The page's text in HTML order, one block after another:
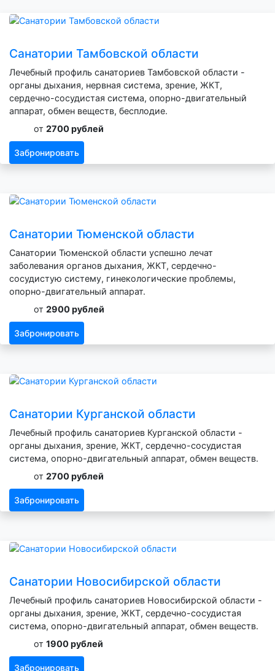
Санатории Тамбовской области
Лечебный профиль санаториев Тамбовской области -
органы дыхания, нервная система, зрение, ЖКТ,
сердечно-сосудистая система, опорно-двигательный
аппарат, обмен веществ, бесплодие.
от 2700 рублей
Забронировать
Санатории Тюменской области
Санатории Тюменской области успешно лечат
заболевания органов дыхания, ЖКТ, сердечно-
сосудистую систему, гинекологические проблемы,
опорно-двигательный аппарат.
от 2900 рублей
Забронировать
Санатории Курганской области
Лечебный профиль санаториев Курганской области -
органы дыхания, зрение, ЖКТ, сердечно-сосудистая
система, опорно-двигательный аппарат, обмен веществ.
от 2700 рублей
Забронировать
Санатории Новосибирской области
Лечебный профиль санаториев Новосибирской области -
органы дыхания, зрение, ЖКТ, сердечно-сосудистая
система, опорно-двигательный аппарат, обмен веществ.
от 1900 рублей
Забронировать